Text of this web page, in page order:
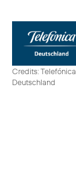
Credits: Telefónica
Deutschland